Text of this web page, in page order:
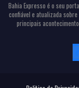
Bahia Expresso é o seu
confiável e atualizada
principais